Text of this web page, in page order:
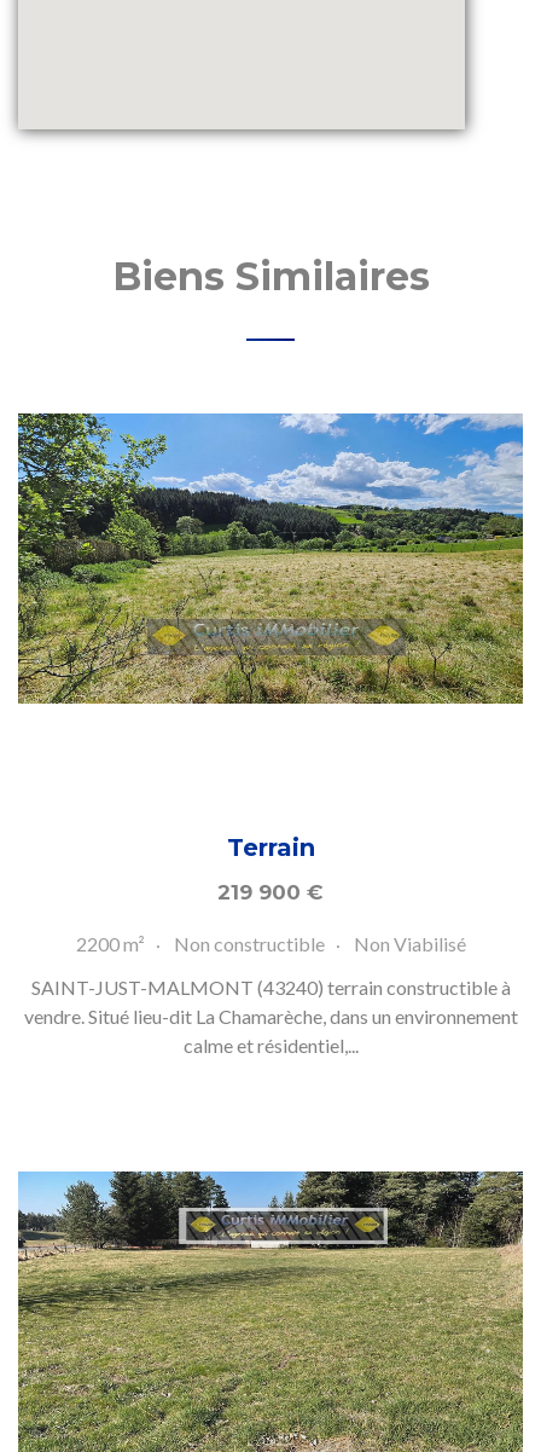
Biens Similaires
Terrain
219 900 €
2200 m² Non constructible
Non Viabilisé
SAINT-JUST-MALMONT (43240) terrain constructible à
vendre. Situé lieu-dit La Chamarèche, dans un environnement
calme et résidentiel,...